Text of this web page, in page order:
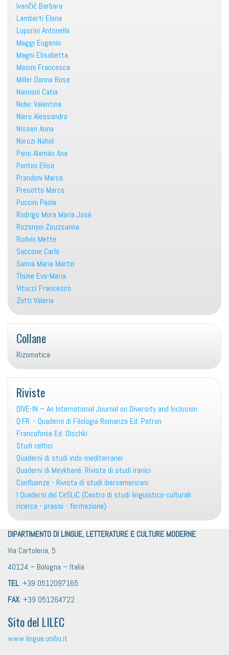
Ivančić Barbara
Lamberti Elena
Luporini Antonella
Maggi Eugenio
Magni Elisabetta
Masini Francesca
Miller Donna Rose
Nannoni Catia
Nider Valentina
Niero Alessandro
Nissen Anna
Norozi Nahid
Pano Alamán Ana
Pontini Elisa
Prandoni Marco
Presotto Marco
Puccini Paola
Rodrigo Mora Maria Josè
Rozsnyoi Zsuzsanna
Rudvin Mette
Saccone Carlo
Sanna Maria Martin
Thüne Eva-Maria
Vitucci Francesco
Zotti Valeria
Collane
Rizomatica
Riviste
DIVE-IN – An International Journal on Diversity and Inclusion
Q.F.R. - Quaderni di Filologia Romanza Ed. Patron
Francofonia Ed. Olschki
Studi celtici
Quaderni di studi indo-mediterranei
Quaderni di Meykhané. Rivista di studi iranici
Confluenze - Rivista di studi iberoamericani
I Quaderni del CeSLiC (Centro di studi linguistico-culturali:
ricerca - prassi - formazione)
DIPARTIMENTO DI LINGUE, LETTERATURE E CULTURE MODERNE
Via Cartoleria, 5
40124 – Bologna – Italia
TEL: +39 0512097165
FAX: +39 051264722
Sito del LILEC
www.lingue.unibo.it